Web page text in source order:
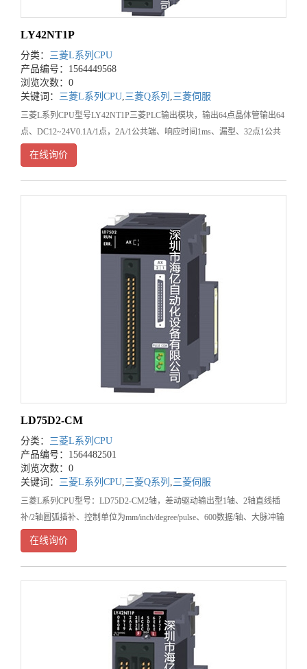
LY42NT1P
分类： 三菱L系列CPU
产品编号：1564449568
浏览次数：0
关键词： 三菱L系列CPU 三菱Q系列 三菱伺服
三菱L系列CPU型号LY42NT1P三菱PLC输出模块，输出64点晶体管输出64
点、DC12~24V0.1A/1点，2A/1公共端、响应时间1ms、漏型、32点1公共
端、40针连接器*2排
在线询价
LD75D2-CM
分类： 三菱L系列CPU
产品编号：1564482501
浏览次数：0
关键词： 三菱L系列CPU 三菱Q系列 三菱伺服
三菱L系列CPU型号：LD75D2-CM2轴，差动驱动输出型1轴、2轴直线插
补/2轴圆弧插补、控制单位为mm/inch/degree/pulse、600数据/轴、大脉冲输
出4Mpulse/s、40-针脚连接器、差动驱动输出型&
在线询价